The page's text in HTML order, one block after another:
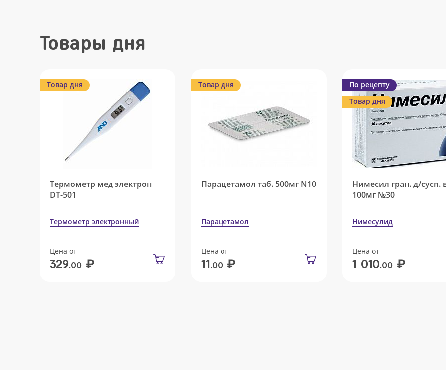
Товары дня
Товар дня
Термометр мед электрон
DT-501
Термометр электронный
Цена от
329.00 ₽
Товар дня
Парацетамол таб. 500мг N10
Парацетамол
Цена от
11.00 ₽
По рецепту
Товар дня
Нимесил гран. д/сусп.
100мг №30
Нимесулид
Цена от
1 010.00 ₽